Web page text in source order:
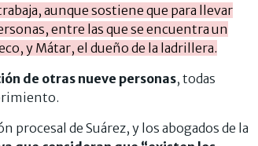
aunque sostiene que para llevar
entre las que se encuentra un
y Mátar, el dueño de la ladrillera.
de otras nueve personas, todas
procesal de Suárez, y los abogados de la